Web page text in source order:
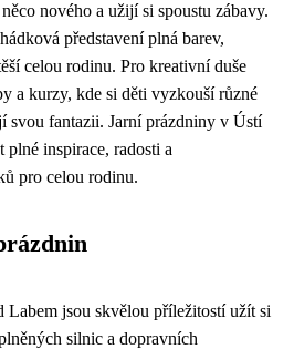
nového a užijí si spoustu zábavy.
představení plná barev,
celou rodinu. Pro kreativní duše
a kurzy, kde si děti vyzkouší různé
svou fantazii. Jarní prázdniny v Ústí
inspirace, radosti a
pro celou rodinu.
Labem jsou skvělou příležitostí užít si
silnic a dopravních